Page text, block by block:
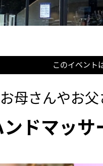
このイベント
母さんやお
ドマッサ